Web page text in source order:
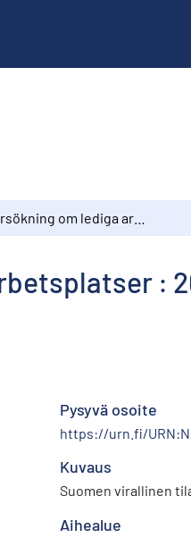
:
Pysyvä osoite
https://urn.fi/
Kuvaus
Suomen virallinen
Aihealue